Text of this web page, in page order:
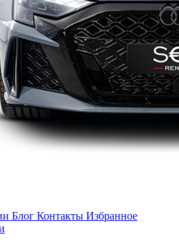
Блог Контакты Избранное